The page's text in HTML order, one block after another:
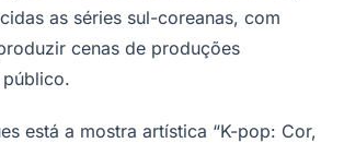
as séries sul-coreanas, com
cenas de produções
está a mostra artística “K-pop: Cor,